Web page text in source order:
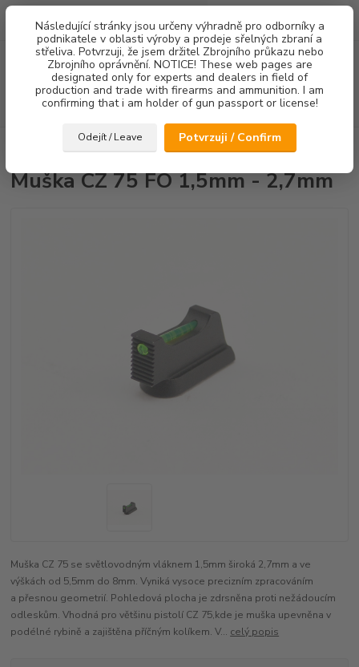
Následující stránky jsou určeny výhradně pro odborníky a
podnikatele v oblasti výroby a prodeje sřelných zbraní a
střeliva. Potvrzuji, že jsem držitel Zbrojního průkazu nebo
Zbrojního oprávnění. NOTICE! These web pages are
designated only for experts and dealers in field of
production and trade with firearms and ammunition. I am
confirming that i am holder of gun passport or license!
Odejít / Leave Potvrzuji / Confirm
Menu
Hledat
za0,00 Kč
Muška CZ 75 FO 1,5mm - 2,7mm
Muška CZ 75 FO 1,5mm - 2,7mm
Muška CZ 75 se světlovodným vláknem 1,5mm široká 2,7mm a ve
výškách od 5,5mm do 8mm. Vyniká vysoce precizním zpracováním
a přesnou geometrií. Pohledová plocha je zdrsněna proti nežádoucím
odleskům. Vhodná pro většinu pistolí CZ 75,kde je muška upevněna v
podélné rybině a zajištěna příčným kolíkem. V... celý popis